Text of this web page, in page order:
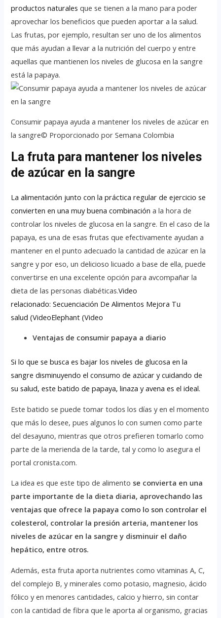
productos naturales que se tienen a la mano para poder
aprovechar los beneficios que pueden aportar a la salud.
Las frutas, por ejemplo, resultan ser uno de los alimentos
que más ayudan a llevar a la nutrición del cuerpo y entre
aquellas que mantienen los niveles de glucosa en la sangre
está la papaya.
Consumir papaya ayuda a mantener los niveles de azúcar en
la sangre© Proporcionado por Semana Colombia
La fruta para mantener los niveles
de azúcar en la sangre
La alimentación junto con la práctica regular de ejercicio se
convierten en una muy buena combinacióna la hora de
controlar los niveles de glucosa en la sangre. En el caso de la
papaya, es una de esas frutas que efectivamente ayudan a
mantener en el punto adecuado la cantidad de azúcar en la
sangre y por eso, un delicioso licuado a base de ella, puede
convertirse en una excelente opción para avcompañar la
dieta de las personas diabéticas.Video
relacionado: Secuenciación De Alimentos Mejora Tu
salud (VideoElephant (Video
Ventajas de consumir papaya a diario
Si lo que se busca es bajar los niveles de glucosa en la
sangre disminuyendo el consumo de azúcar y cuidando de
su salud, este batido de papaya, linaza y avena es el ideal.
Este batido se puede tomar todos los días y en el momento
que más lo desee, pues algunos lo con sumen como parte
del desayuno, mientras que otros prefieren tomarlo como
parte de la merienda de la tarde, tal y como lo asegura el
portal cronista.com.
La idea es que este tipo de alimento se convierta en una
parte importante de la dieta diaria, aprovechando las
ventajas que ofrece la papaya como lo son controlar el
colesterol, controlar la presión arteria, mantener los
niveles de azúcar en la sangre y disminuir el daño
hepático, entre otros.
Además, esta fruta aporta nutrientes como vitaminas A, C,
del complejo B, y minerales como potasio, magnesio, ácido
fólico y en menores cantidades, calcio y hierro, sin contar
con la cantidad de fibra que le aporta al organismo, gracias